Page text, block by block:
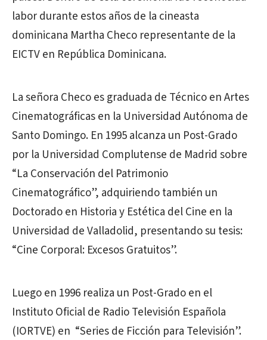
labor durante estos años de la cineasta
dominicana Martha Checo representante de la
EICTV en República Dominicana.
La señora Checo es graduada de Técnico en Artes
Cinematográficas en la Universidad Autónoma de
Santo Domingo. En 1995 alcanza un Post-Grado
por la Universidad Complutense de Madrid sobre
“La Conservación del Patrimonio
Cinematográfico”, adquiriendo también un
Doctorado en Historia y Estética del Cine en la
Universidad de Valladolid, presentando su tesis:
“Cine Corporal: Excesos Gratuitos”.
Luego en 1996 realiza un Post-Grado en el
Instituto Oficial de Radio Televisión Española
(IORTVE) en “Series de Ficción para Televisión”.